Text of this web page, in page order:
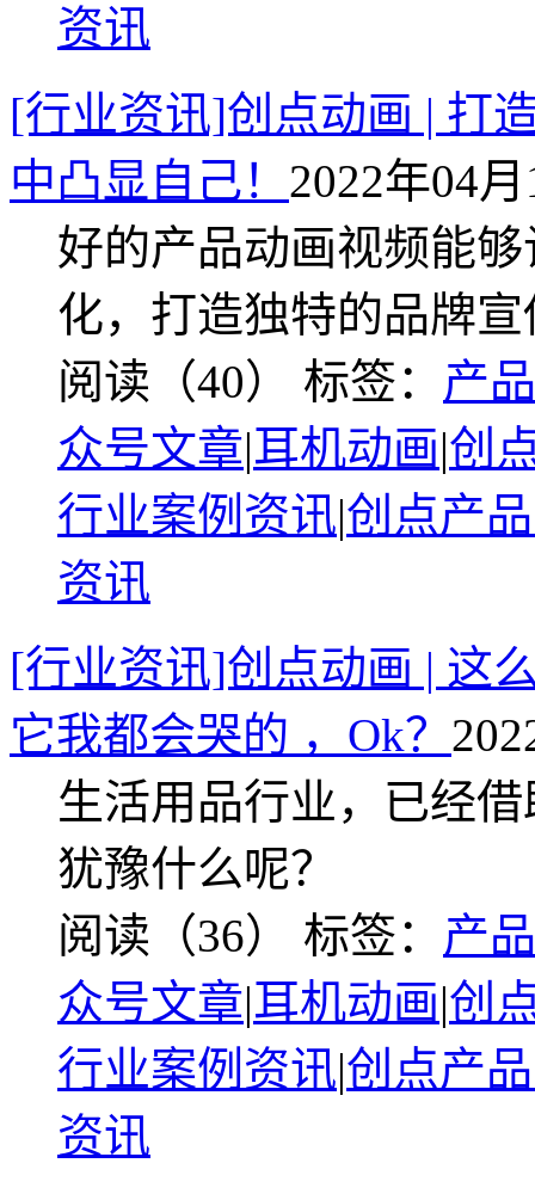
资讯
[行业资讯]创点动画 | 打
中凸显自己！ 2022年04
好的产品动画视频能
化，打造独特的品牌宣
阅读（40） 标签： 产
众号文章|耳机动画|创
行业案例资讯|创点产
资讯
[行业资讯]创点动画 | 这
它我都会哭的 ，Ok？
生活用品行业，已经
犹豫什么呢？
阅读（36） 标签： 产
众号文章|耳机动画|创
行业案例资讯|创点产
资讯